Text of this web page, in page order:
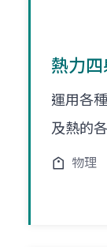
熱力四
運用各
及熱的
物理